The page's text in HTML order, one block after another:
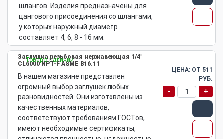
шлангов. Изделия предназначены для
цангового присоединения со шлангами,
у которых наружный диаметр
составляет 4, 6, 8 - 16 мм.
Товар в наличии
Заглушка резьбовая нержавеющая 1/4"
CL6000 NPT-F ASME B16.11
В нашем магазине представлен
огромный выбор заглушек любых
разновидностей. Они изготовлены из
качественных материалов,
соответствуют требованиям ГОСТов,
имеют необходимые сертификаты,
ЦЕНА: ОТ 511
РУБ.
- +